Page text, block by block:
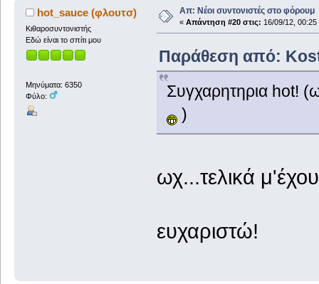
hot_sauce (φλουτσ)
Κιθαροσυντονιστής
Εδώ είναι το σπίτι μου
Μηνύματα: 6350
Φύλο:
Απ: Νέοι συντονιστές στο φόρουμ
« Απάντηση #20 στις: 16/09/12, 00:25
Παράθεση από:
Συγχαρητηρια hot!
)
ωχ...τελικά
ευχαριστώ!